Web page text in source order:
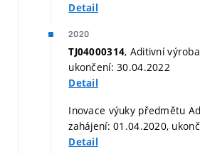
Detail
2020
TJ04000314, Aditivní
ukončení: 30.04.2022
Detail
Inovace výuky předmětu
zahájení: 01.04.2020,
Detail